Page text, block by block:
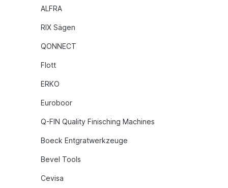
ALFRA
RIX Sägen
QONNECT
Flott
ERKO
Euroboor
Q-FIN Quality Finisching Machines
Boeck Entgratwerkzeuge
Bevel Tools
Cevisa